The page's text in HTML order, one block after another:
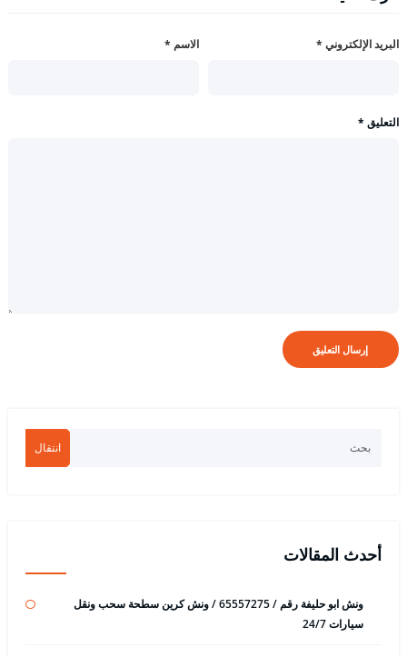
الاسم * البريد الإلكتروني *
التعليق *
انتقال
أحدث المقالات
ونش ابو حليفة رقم / 65557275 / ونش كرين سطحة سحب ونقل
سيارات 24/7